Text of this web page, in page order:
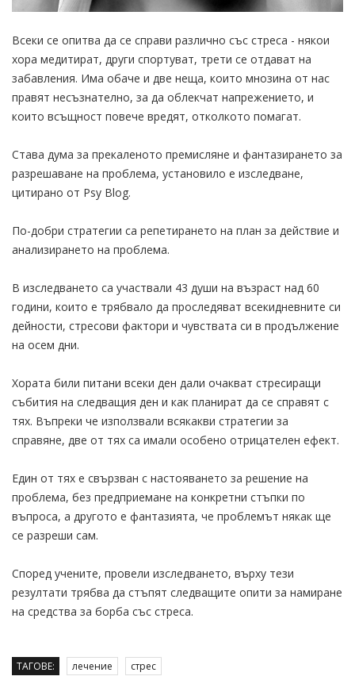
Всеки се опитва да се справи различно със стреса - някои
хора медитират, други спортуват, трети се отдават на
забавления. Има обаче и две неща, които мнозина от нас
правят несъзнателно, за да облекчат напрежението, и
които всъщност повече вредят, отколкото помагат.
Става дума за прекаленото премисляне и фантазирането за
разрешаване на проблема, установило е изследване,
цитирано от Psy Blog.
По-добри стратегии са репетирането на план за действие и
анализирането на проблема.
В изследването са участвали 43 души на възраст над 60
години, които е трябвало да проследяват всекидневните си
дейности, стресови фактори и чувствата си в продължение
на осем дни.
Хората били питани всеки ден дали очакват стресиращи
събития на следващия ден и как планират да се справят с
тях. Въпреки че използвали всякакви стратегии за
справяне, две от тях са имали особено отрицателен ефект.
Един от тях е свързван с настояването за решение на
проблема, без предприемане на конкретни стъпки по
въпроса, а другото е фантазията, че проблемът някак ще
се разреши сам.
Според учените, провели изследването, върху тези
резултати трябва да стъпят следващите опити за намиране
на средства за борба със стреса.
ТАГОВЕ: лечение стрес